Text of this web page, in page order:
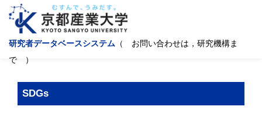
研究者データベースシステム （ お問い合わせは，研究機構ま
で ）
SDGs